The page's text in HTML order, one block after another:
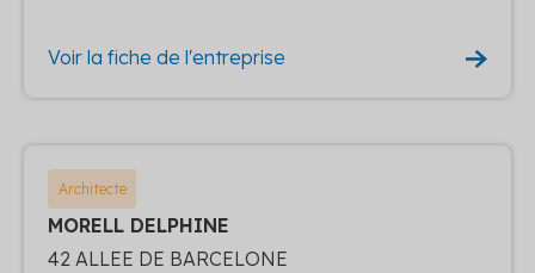
Voir la fiche de l'entreprise
Architecte
MORELL DELPHINE
42 ALLEE DE BARCELONE